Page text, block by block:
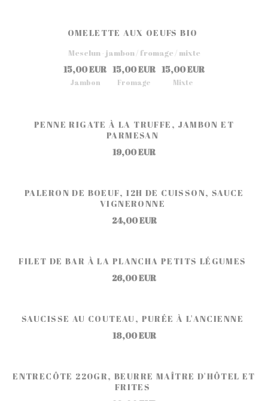
OMELETTE AUX OEUFS BIO
Mesclun - jambon / fromage / mixte
15,00 EUR
Jambon
15,00 EUR
Fromage
15,00 EUR
Mixte
PENNE RIGATE À LA TRUFFE, JAMBON ET
PARMESAN
19,00 EUR
PALERON DE BOEUF, 12H DE CUISSON, SAUCE
VIGNERONNE
24,00 EUR
FILET DE BAR À LA PLANCHA PETITS LÉGUMES
26,00 EUR
SAUCISSE AU COUTEAU, PURÉE À L'ANCIENNE
18,00 EUR
ENTRECÔTE 220GR, BEURRE MAÎTRE D'HÔTEL ET
FRITES